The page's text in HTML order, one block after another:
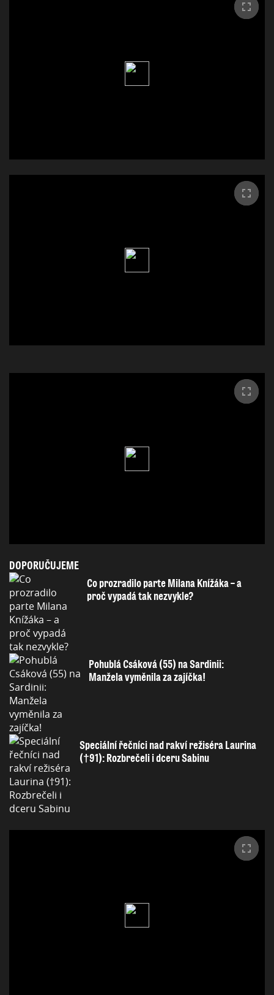
DOPORUČUJEME
Co prozradilo parte Milana Knížáka – a
proč vypadá tak nezvykle?
Pohublá Csáková (55) na Sardinii:
Manžela vyměnila za zajíčka!
Speciální řečníci nad rakví režiséra Laurina
(†91): Rozbrečeli i dceru Sabinu